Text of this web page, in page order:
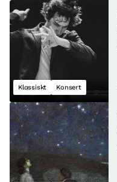
Klassiskt Konsert